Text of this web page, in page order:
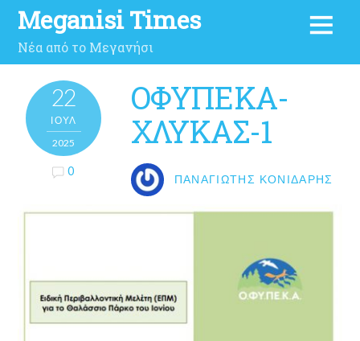
Meganisi Times
Νέα από το Μεγανήσι
22
ΙΟΎΛ
2025
0
ΟΦΥΠΕΚΑ-
ΧΛΥΚΑΣ-1
ΠΑΝΑΓΙΏΤΗΣ ΚΟΝΙΔΆΡΗΣ